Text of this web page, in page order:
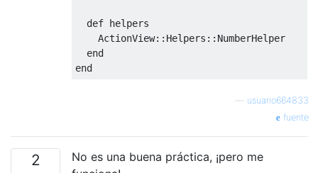
def helpers
ActionView:: Helpers :: NumberHelper
end
end
usuario664833
fuente
2
No es una buena práctica, ¡pero me